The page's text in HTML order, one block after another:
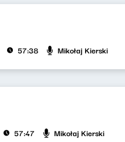
57:38 Mikołaj Kierski
57:47 Mikołaj Kierski